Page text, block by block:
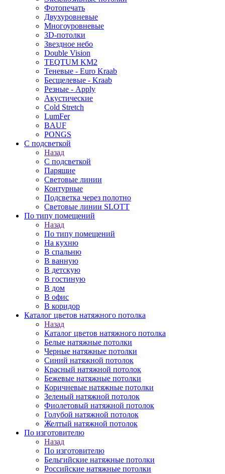
Фотопечать
Двухуровневые
Многоуровневые
3D-потолки
Звездное небо
Double Vision
TEQTUM KM2
Теневые - Euro Kraab
Бесщелевые - Kraab
Резные - Apply
Акустические
Cold Stretch
LumFer
BAUF
PONGS
С подсветкой
Назад
С подсветкой
Парящие
Световые линии
Контурные
Подсветка через полотно
Световые линии SLOTT
По типу помещений
Назад
По типу помещений
На кухню
В спальню
В ванную
В детскую
В гостиную
В дом
В офис
В коридор
Каталог цветов натяжного потолка
Назад
Каталог цветов натяжного потолка
Белые натяжные потолки
Черные натяжные потолки
Синий натяжной потолок
Красный натяжной потолок
Бежевые натяжные потолки
Коричневые натяжные потолки
Зеленый натяжной потолок
Фиолетовый натяжной потолок
Голубой натяжной потолок
Желтый натяжной потолок
По изготовителю
Назад
По изготовителю
Бельгийские натяжные потолки
Российские натяжные потолки